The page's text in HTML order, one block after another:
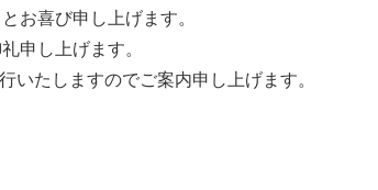
お喜び申し上げます。
申し上げます。
たしますのでご案内申し上げます。